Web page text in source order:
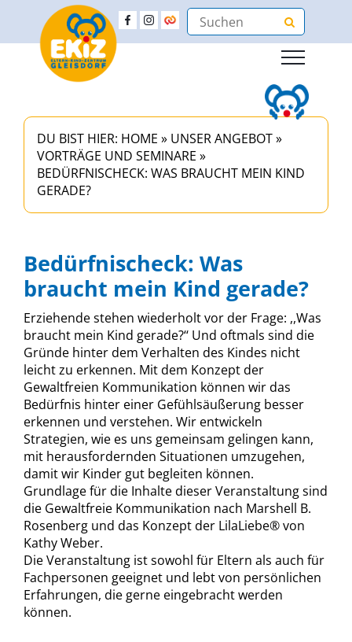
DU BIST HIER: HOME » UNSER ANGEBOT»
VORTRÄGE UND SEMINARE »
BEDÜRFNISCHECK: WAS BRAUCHT MEIN KIND
GERADE?
Bedürfnischeck: Was
braucht mein Kind gerade?
Erziehende stehen wiederholt vor der Frage: ,,Was
braucht mein Kind gerade?‘‘ Und oftmals sind die
Gründe hinter dem Verhalten des Kindes nicht
leicht zu erkennen. Mit dem Konzept der
Gewaltfreien Kommunikation können wir das
Bedürfnis hinter einer Gefühlsäußerung besser
erkennen und verstehen. Wir entwickeln
Strategien, wie es uns gemeinsam gelingen kann,
mit herausfordernden Situationen umzugehen,
damit wir Kinder gut begleiten können.
Grundlage für die Inhalte dieser Veranstaltung sind
die Gewaltfreie Kommunikation nach Marshell B.
Rosenberg und das Konzept der LilaLiebe® von
Kathy Weber.
Die Veranstaltung ist sowohl für Eltern als auch für
Fachpersonen geeignet und lebt von persönlichen
Erfahrungen, die gerne eingebracht werden
können.